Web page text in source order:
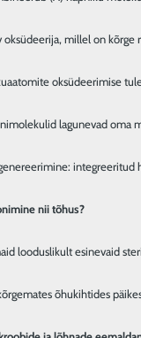
oksüdeerija, millel on
oksüdeerimise
lagunevad oma
integreeritud
nii tõhus?
looduslikult esinevaid
õhukihtides